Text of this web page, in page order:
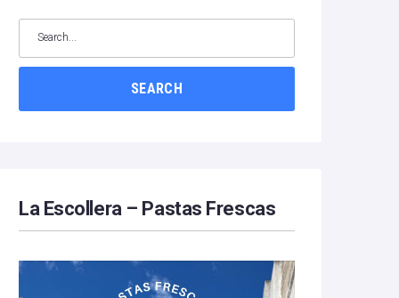
SEARCH
La Escollera – Pastas Frescas